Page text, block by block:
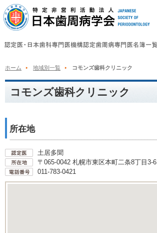
ホーム 地域別一覧 コモンズ歯科クリニック
コモンズ歯科クリニック
所在地
土居多聞
〒065-0042 札幌市東区本町二条8丁目3-6
011-783-0421